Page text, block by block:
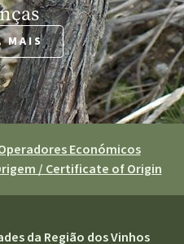
MAIS
Económicos
/ Certificate of Origin
da Região dos Vinhos